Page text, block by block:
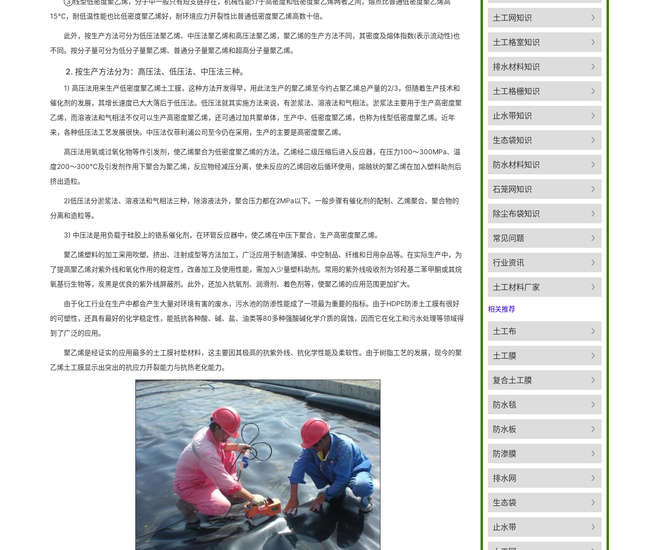
15℃，耐低温性能也比低密度聚乙烯好，耐环境应力开裂性比普通低密度聚乙烯高数十倍。
此外，按生产方法可分为低压法聚乙烯、中压法聚乙烯和高压法聚乙烯，聚乙烯的生产方法不同，其密度及熔体指数(表示流动性)也
不同。按分子量可分为低分子量聚乙烯、普通分子量聚乙烯和超高分子量聚乙烯。
2. 按生产方法分为：高压法、低压法、中压法三种。
1) 高压法用来生产低密度聚乙烯土工膜，这种方法开发得早，用此法生产的聚乙烯至今约占聚乙烯总产量的2/3，但随着生产技术和
催化剂的发展，其增长速度已大大落后于低压法。低压法就其实施方法来说，有淤浆法、溶液法和气相法。淤浆法主要用于生产高密度聚
乙烯，而溶液法和气相法不仅可以生产高密度聚乙烯，还可通过加共聚单体，生产中、低密度聚乙烯，也称为线型低密度聚乙烯。近年
来，各种低压法工艺发展很快。中压法仅菲利浦公司至今仍在采用，生产的主要是高密度聚乙烯。
高压法用氧或过氧化物等作引发剂，使乙烯聚合为低密度聚乙烯的方法。乙烯经二级压缩后进入反应器，在压力100～300MPa、温
度200～300℃及引发剂作用下聚合为聚乙烯，反应物经减压分离，使未反应的乙烯回收后循环使用，熔融状的聚乙烯在加入塑料助剂后
挤出造粒。
2)低压法分淤浆法、溶液法和气相法三种，除溶液法外，聚合压力都在2MPa以下。一般步骤有催化剂的配制、乙烯聚合、聚合物的
分离和造粒等。
3) 中压法是用负载于硅胶上的铬系催化剂，在环管反应器中，使乙烯在中压下聚合，生产高密度聚乙烯。
聚乙烯塑料的加工采用吹塑、挤出、注射成型等方法加工，广泛应用于制造薄膜、中空制品、纤维和日用杂品等。在实际生产中，为
了提高聚乙烯对紫外线和氧化作用的稳定性，改善加工及使用性能，需加入少量塑料助剂。常用的紫外线吸收剂为邻羟基二苯甲酮或其烷
氧基衍生物等，炭黑是优良的紫外线屏蔽剂。此外，还加入抗氧剂、润滑剂、着色剂等，使聚乙烯的应用范围更加扩大。
由于化工行业在生产中都会产生大量对环境有害的废水，污水池的防渗性能成了一项最为重要的指标。由于HDPE防渗土工膜有很好
的可塑性，还具有最好的化学稳定性，能抵抗各种酸、碱、盐、油类等80多种强酸碱化学介质的腐蚀，因而它在化工和污水处理等领域得
到了广泛的应用。
聚乙烯是经证实的应用最多的土工膜衬垫材料，这主要因其极高的抗紫外线、抗化学性能及柔软性。由于树脂工艺的发展，现今的聚
乙烯土工膜显示出突出的抗应力开裂能力与抗热老化能力。
土工网知识
土工格室知识
排水材料知识
土工格栅知识
止水带知识
生态袋知识
防水材料知识
石笼网知识
除尘布袋知识
常见问题
行业资讯
土工材料厂家
相关推荐
土工布
土工膜
复合土工膜
防水毯
防水板
防渗膜
排水网
生态袋
止水带